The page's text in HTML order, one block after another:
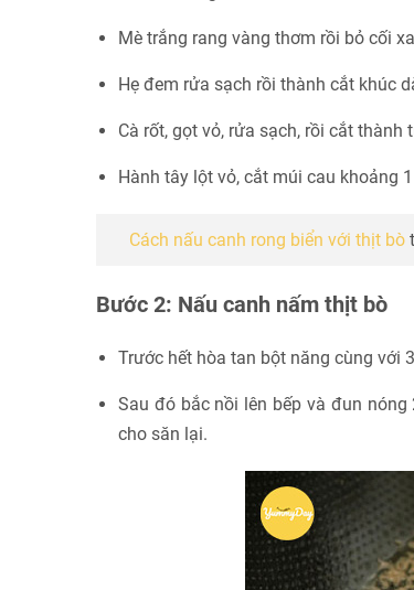
Mè trắng rang vàng thơm rồi bỏ cối
Hẹ đem rửa sạch rồi thành cắt khúc
Cà rốt, gọt vỏ, rửa sạch, rồi cắt
Hành tây lột vỏ, cắt múi cau khoảng
Cách nấu canh rong biển với thịt bò
Bước 2: Nấu canh nấm thịt bò
Trước hết hòa tan bột năng cùng với
Sau đó bắc nồi lên bếp và đun
cho săn lại.